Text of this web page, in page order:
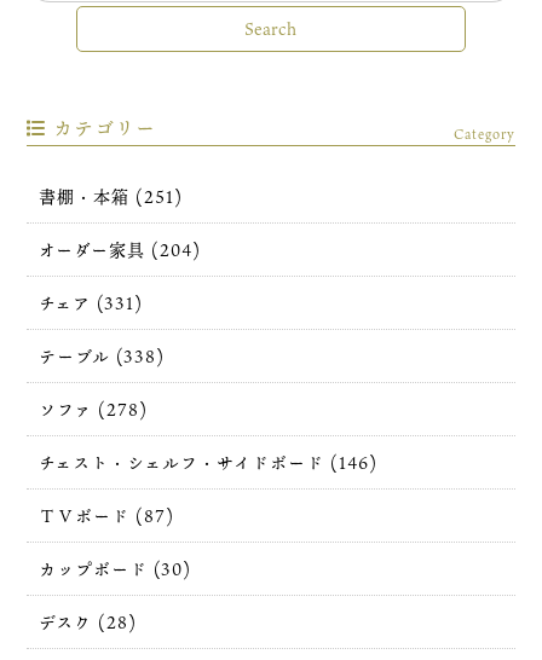
カテゴリー Category
書棚・本箱 (251)
オーダー家具 (204)
チェア (331)
テーブル (338)
ソファ (278)
チェスト・シェルフ・サイドボード (146)
ＴＶボード (87)
カップボード (30)
デスク (28)